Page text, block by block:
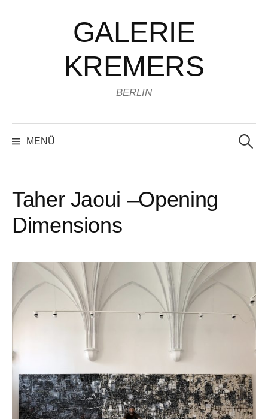
GALERIE
KREMERS
BERLIN
MENÜ
nach:
Taher Jaoui –Opening
Dimensions